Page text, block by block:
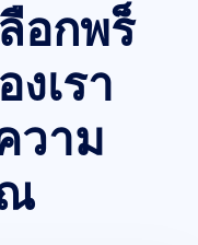
อกพร็
เรา
วาม